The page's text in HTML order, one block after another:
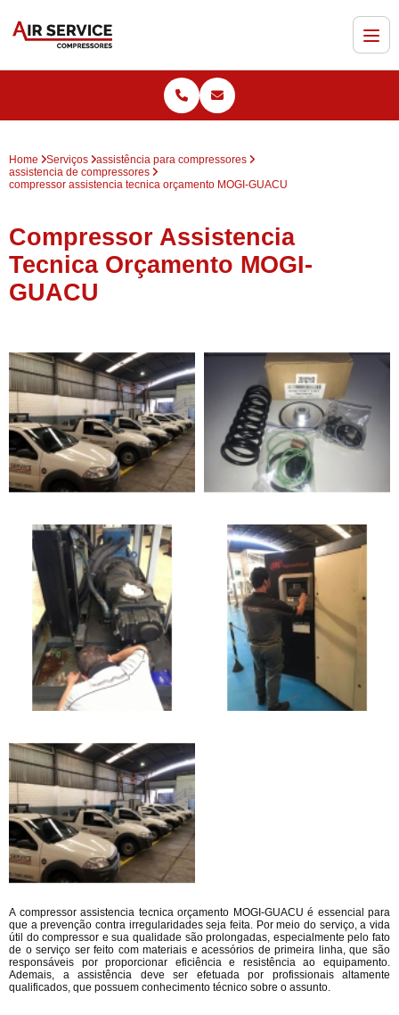
Home Serviços
assistência para compressores
assistencia de compressores
compressor assistencia tecnica orçamento MOGI-GUACU
Compressor Assistencia
Tecnica Orçamento MOGI-
GUACU
A compressor assistencia tecnica orçamento MOGI-GUACU é essencial para
que a prevenção contra irregularidades seja feita. Por meio do serviço, a vida
útil do compressor e sua qualidade são prolongadas, especialmente pelo fato
de o serviço ser feito com materiais e acessórios de primeira linha, que são
responsáveis por proporcionar eficiência e resistência ao equipamento.
Ademais, a assistência deve ser efetuada por profissionais altamente
qualificados, que possuem conhecimento técnico sobre o assunto.